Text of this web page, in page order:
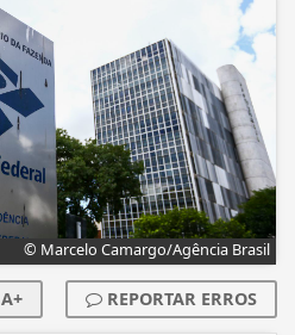
© Marcelo Camargo/Agência Brasil
A+ REPORTAR ERROS